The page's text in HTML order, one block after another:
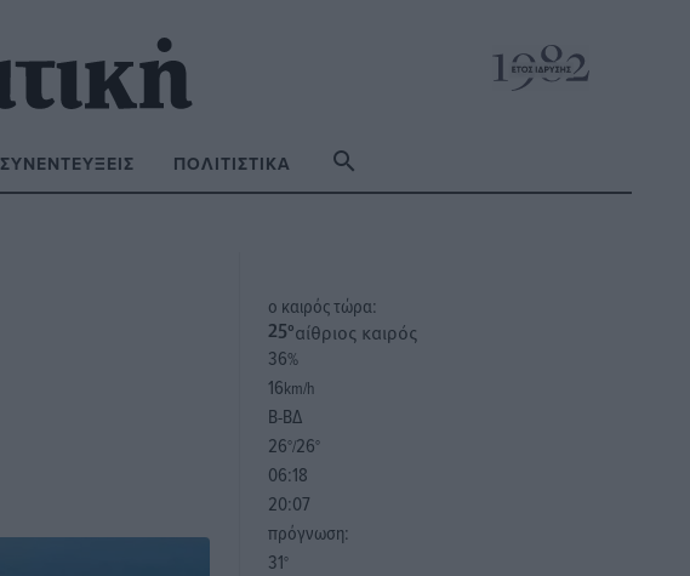
ΣΥΝΕΝΤΕΎΞΕΙΣ ΠΟΛΙΤΙΣΤΙΚΆ
o καιρός τώρα:
25°αίθριος καιρός
36%
16km/h
Β-ΒΔ
26°/26°
06:18
20:07
πρόγνωση:
31°